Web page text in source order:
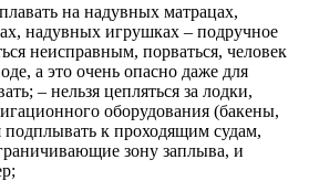
на надувных матрацах,
надувных игрушках – подручное
неисправным, порваться, человек
а это очень опасно даже для
– нельзя цепляться за лодки,
оборудования (бакены,
подплывать к проходящим судам,
зону заплыва, и